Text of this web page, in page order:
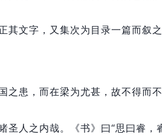
其文字， 又集次为目录一篇而叙之
之患， 而在梁为尤甚， 故不得而不
圣人之内哉。 《书》曰“思曰睿，